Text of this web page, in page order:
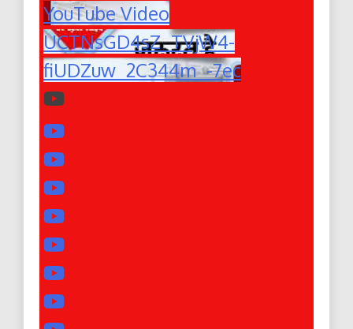
YouTube Video
UCTNsGD4sZ_TVjW4-
fiUDZuw_2C344m_-7ec